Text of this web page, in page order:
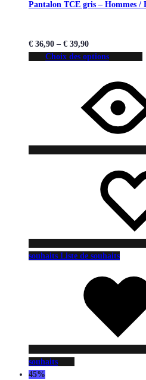
Pantalon TCE gris – Hommes /
€ 36,90 – € 39,90
Choix des options
souhaits Liste de souhaits
souhaits
45%